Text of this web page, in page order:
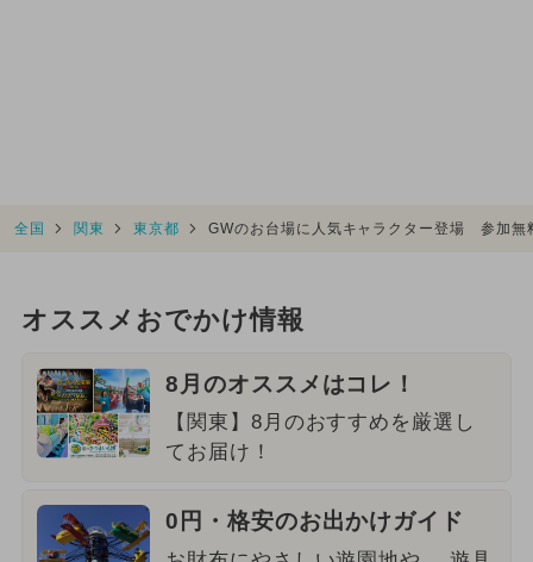
全国 関東 東京都 GWのお台場に人気キャラクター登場 参加無
オススメおでかけ情報
8月のオススメはコレ！
【関東】8月のおすすめを厳選し
てお届け！
0円・格安のお出かけガイド